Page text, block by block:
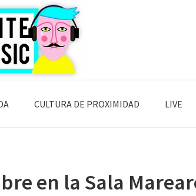
CULTURA DE PROXIMIDAD LIVE
en la Sala